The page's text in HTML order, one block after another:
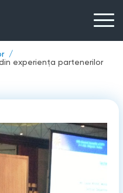
experienţa partenerilor